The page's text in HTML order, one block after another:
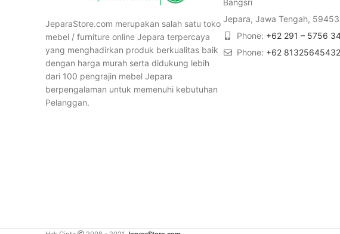
JeparaStore.com merupakan salah satu toko
mebel / furniture online Jepara terpercaya
yang menghadirkan produk berkualitas baik
dengan harga murah serta didukung lebih
dari 100 pengrajin mebel Jepara
berpengalaman untuk memenuhi kebutuhan
Pelanggan.
Bangsri
Jepara, Jawa Tengah,
Phone: +62 291 – 5756
Phone: +62 81325645432